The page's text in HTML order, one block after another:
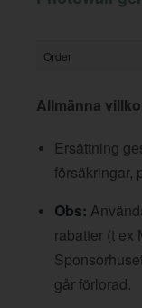
Order
Allmänna
Ersättning
försäkringar,
Obs:
rabatter (t ex
går förlorad.